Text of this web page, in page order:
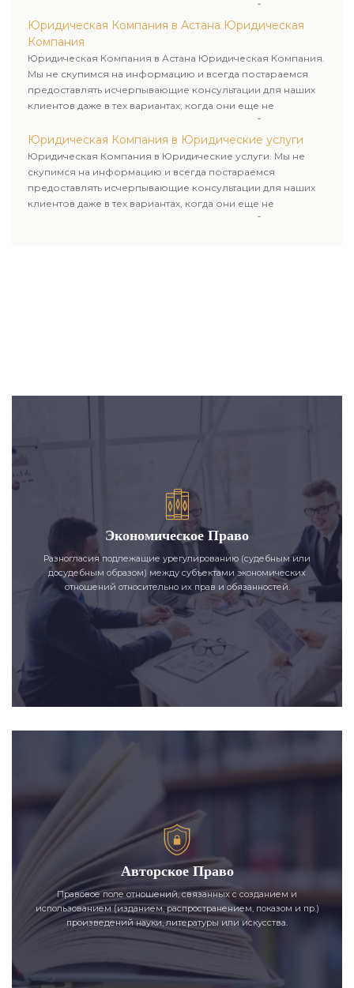
пользовались юридическими услугами нашей компании.
Юридическая Компания в Астана Юридическая
Компания
Юридическая Компания в Астана Юридическая Компания.
Мы не скупимся на информацию и всегда постараемся
предоставлять исчерпывающие консультации для наших
клиентов даже в тех вариантах, когда они еще не
пользовались юридическими услугами нашей компании.
Юридическая Компания в Юридические услуги
Юридическая Компания в Юридические услуги. Мы не
скупимся на информацию и всегда постараемся
предоставлять исчерпывающие консультации для наших
клиентов даже в тех вариантах, когда они еще не
пользовались юридическими услугами нашей компании.
Экономическое Право
Разногласия подлежащие урегулированию (судебным или
досудебным образом) между субъектами экономических
отношений относительно их прав и обязанностей.
Авторское Право
Правовое поле отношений, связанных с созданием и
использованием (изданием, распространением, показом и пр.)
произведений науки, литературы или искусства.